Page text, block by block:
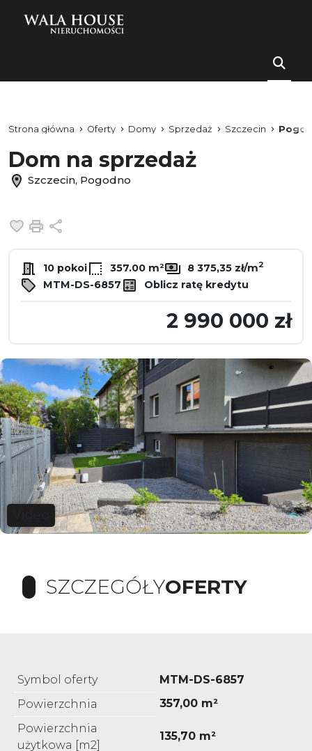
Strona główna Oferty Domy Sprzedaż Szczecin
Dom na sprzedaż
Szczecin, Pogodno
Dodaj do ulubionych
Drukuj
10 pokoi 357.00 m² 8 375,35 zł/m2
MTM-DS-6857 Oblicz ratę kredytu
2 990 000 zł
SZCZEGÓŁYOFERTY
Symbol oferty
MTM-DS-6857
Powierzchnia
357,00 m²
Powierzchnia
użytkowa [m2]
135,70 m²